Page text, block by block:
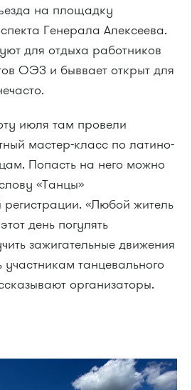
на площадку
Генерала Алексеева.
для отдыха работников
ОЭЗ и быввает открыт для
июля там провели
мастер-класс по латино-
Попасть на него можно
«Танцы»
«Любой житель
день погулять
зажигательные движения
участникам танцевального
организаторы.